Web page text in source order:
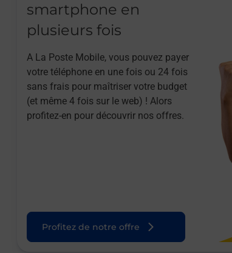
smartphone en
plusieurs fois
A La Poste Mobile, vous pouvez payer
votre téléphone en une fois ou 24 fois
sans frais pour maîtriser votre budget
(et même 4 fois sur le web) ! Alors
profitez-en pour découvrir nos offres.
Profitez de notre offre